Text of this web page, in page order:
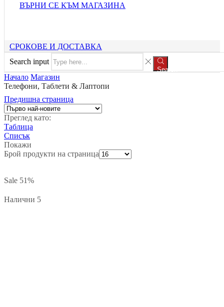
ВЪРНИ СЕ КЪМ МАГАЗИНА
СРОКОВЕ И ДОСТАВКА
Search input
Search
Начало Магазин
Телефони, Таблети & Лаптопи
Предишна страница
Преглед като:
Таблица
Списък
Покажи
Брой продукти на страница
Sale 51%
Налични 5